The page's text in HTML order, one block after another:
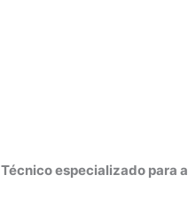
Técnico especializado para